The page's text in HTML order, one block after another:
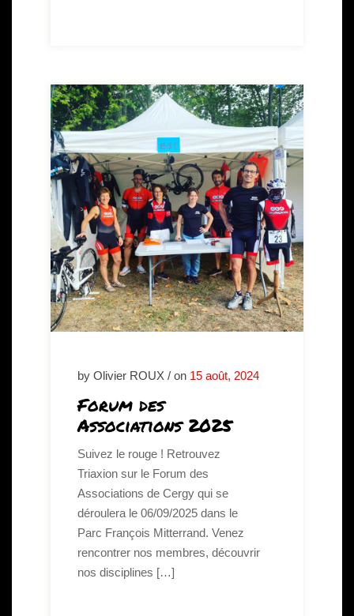
by Olivier ROUX / on 15 août, 2024
Forum des
Associations 2025
Suivez le rouge ! Retrouvez
Triaxion sur le Forum des
Associations de Cergy qui se
déroulera le 06/09/2025 dans le
Parc François Mitterrand. Venez
rencontrer nos membres, découvrir
nos disciplines […]